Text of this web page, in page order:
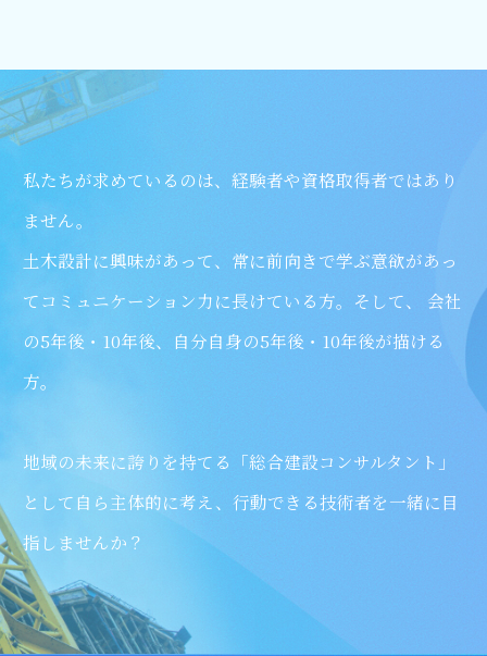
私たちが求めているのは、経験者や資格取得者ではあり
ません。
⼟⽊設計に興味があって、常に前向きで学ぶ意欲があっ
てコミュニケーション⼒に⻑けている⽅。そして、
会社
の5年後・10年後、⾃分⾃⾝の5年後・10年後が描ける
⽅。
地域の未来に誇りを持てる「総合建設コンサルタント」
として ⾃ら主体的に考え、⾏動できる技術者を⼀緒に⽬
指しませんか？